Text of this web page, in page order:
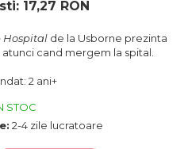
17,27 RON
Hospital de la Usborne prezinta
cand mergem la spital.
2 ani+
STOC
2-4 zile lucratoare